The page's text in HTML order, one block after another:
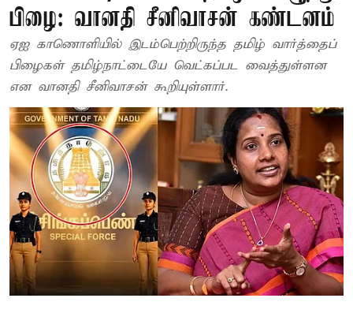
பிழை: வானதி சீனிவாசன் கண்டனம்
ஏஐ காணொளியில் இடம்பெற்றிருந்த தமிழ் வார்த்தைப்
பிழைகள் தமிழ்நாட்டையே வெட்கப்பட வைத்துள்ளன
என வானதி சீனிவாசன் கூறியுள்ளார்.